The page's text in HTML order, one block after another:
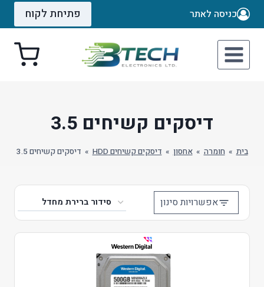
Skip
כניסה לאתר פתיחת לקוח
דיסקים קשיחים 3.5
בית » חומרה » אחסון » דיסקים קשיחים HDD » דיסקים קשיחים 3.5
אפשרויות סינון